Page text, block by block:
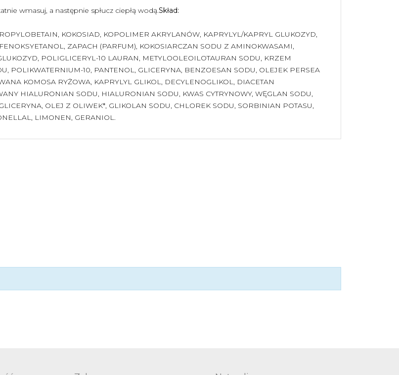
wmasuj, a następnie spłucz ciepłą wodą.Skład:
KOKOSIAD, KOPOLIMER AKRYLANÓW, KAPRYLYL/KAPRYL GLUKOZYD,
ZAPACH (PARFUM), KOKOSIARCZAN SODU Z AMINOKWASAMI,
POLIGLICERYL-10 LAURAN, METYLOOLEOILOTAURAN SODU, KRZEM
POLIKWATERNIUM-10, PANTENOL, GLICERYNA, BENZOESAN SODU, OLEJEK PERSEA
KOMOSA RYŻOWA, KAPRYLYL GLIKOL, DECYLENOGLIKOL, DIACETAN
HIALURONIAN SODU, HIALURONIAN SODU, KWAS CYTRYNOWY, WĘGLAN SODU,
OLEJ Z OLIWEK*, GLIKOLAN SODU, CHLOREK SODU, SORBINIAN POTASU,
LIMONEN, GERANIOL.